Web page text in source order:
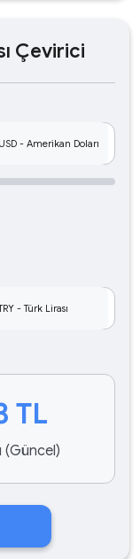
Çevirici
TL
(Güncel)